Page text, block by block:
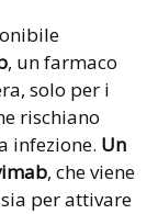
, un farmaco
solo per i
rischiano
infezione. Un
, che viene
per attivare